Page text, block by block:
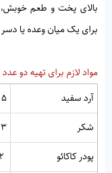
بالای پخت و طعم خوبش،
برای یک میان وعده یا
مواد لازم برای تهیه دو
آرد سفید
5 قاشق غذاخوری
شکر
3 قاشق غذاخوری
پودر کاکائو